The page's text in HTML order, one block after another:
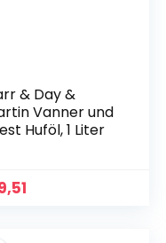
& Day &
Vanner und
Huföl, 1 Liter